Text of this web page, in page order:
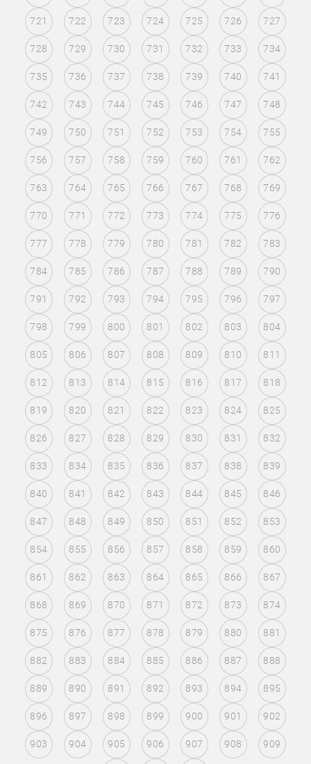
721 722 723 724 725 726 727
728 729 730 731 732 733 734
735 736 737 738 739 740 741
742 743 744 745 746 747 748
749 750 751 752 753 754 755
756 757 758 759 760 761 762
763 764 765 766 767 768 769
770 771 772 773 774 775 776
777 778 779 780 781 782 783
784 785 786 787 788 789 790
791 792 793 794 795 796 797
798 799 800 801 802 803 804
805 806 807 808 809 810 811
812 813 814 815 816 817 818
819 820 821 822 823 824 825
826 827 828 829 830 831 832
833 834 835 836 837 838 839
840 841 842 843 844 845 846
847 848 849 850 851 852 853
854 855 856 857 858 859 860
861 862 863 864 865 866 867
868 869 870 871 872 873 874
875 876 877 878 879 880 881
882 883 884 885 886 887 888
889 890 891 892 893 894 895
896 897 898 899 900 901 902
903 904 905 906 907 908 909